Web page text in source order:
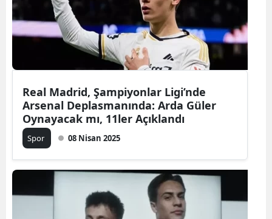
Real Madrid, Şampiyonlar Ligi’nde
Arsenal Deplasmanında: Arda Güler
Oynayacak mı, 11ler Açıklandı
Spor 08 Nisan 2025